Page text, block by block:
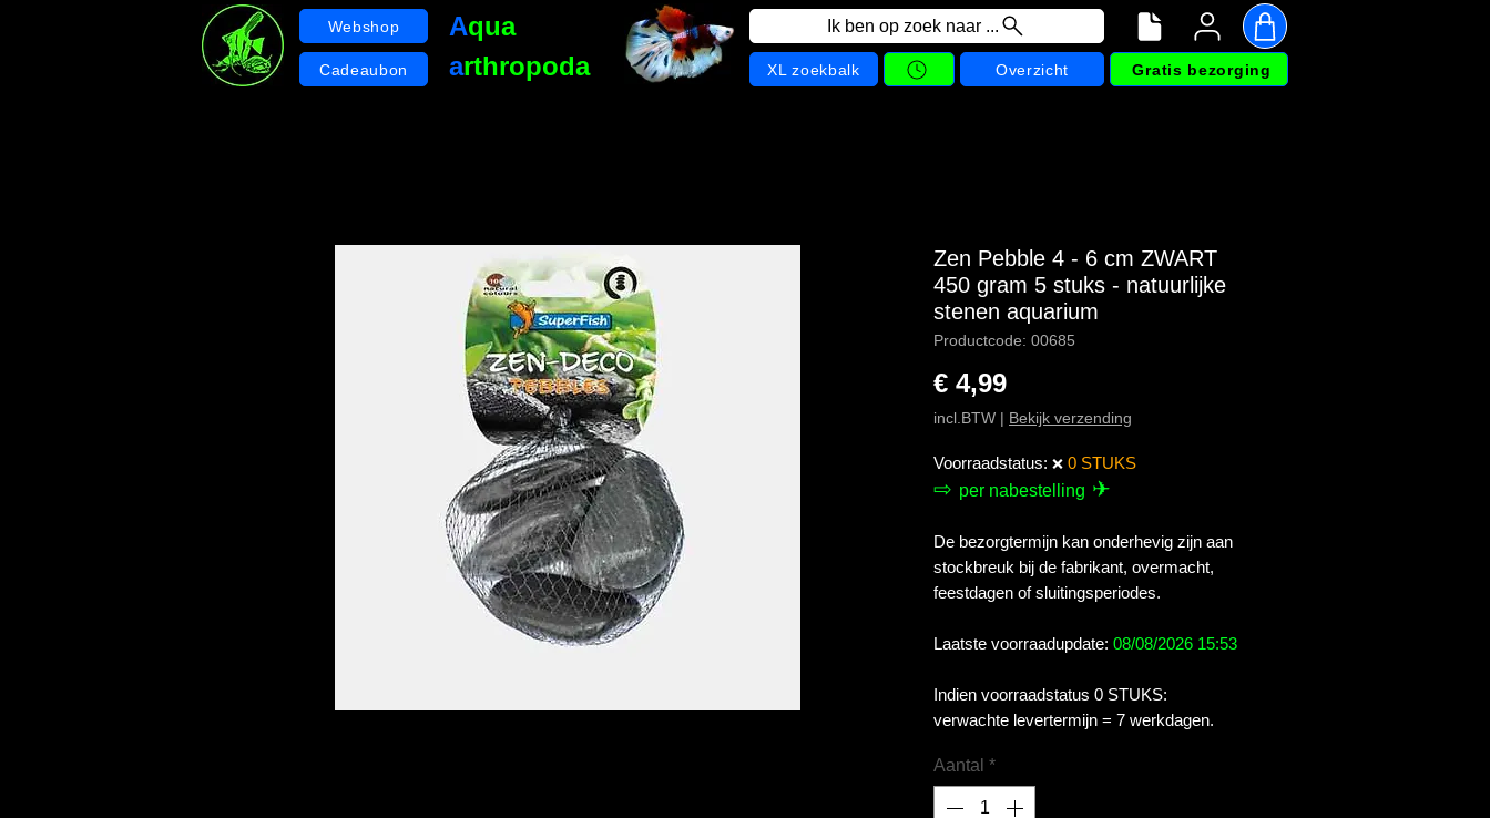
Webshop
Cadeaubon
Aqua
arthropoda
Ik ben op zoek naar ...
XL zoekbalk Overzicht Gratis bezorging
Zen Pebble 4 - 6 cm ZWART
450 gram 5 stuks - natuurlijke
stenen aquarium
Productcode: 00685
€ 4,99Prijs
incl.BTW | Bekijk verzending
Voorraadstatus: ❌ 0 STUKS
⇨ per nabestelling ✈
De bezorgtermijn kan onderhevig zijn aan
stockbreuk bij de fabrikant, overmacht,
feestdagen of sluitingsperiodes.
Laatste voorraadupdate: 08/08/2026 15:53
Indien voorraadstatus 0 STUKS:
verwachte levertermijn = 7 werkdagen.
Aantal *